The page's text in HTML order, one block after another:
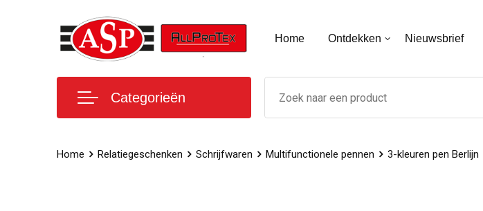
Home Ontdekken Nieuwsbrief
Categorieën
Home Relatiegeschenken Schrijfwaren Multifunctionele pennen 3-kleuren pen Berlijn